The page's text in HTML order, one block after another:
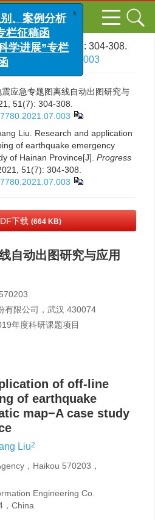
展>2021>51(7) : 304-308.
7780.2021.07.003
应急专题图离线自动出图研究与
51(7): 304-308.
Liu. Research and application
of earthquake emergency
of Hainan Province[J]. Progress
51(7): 304-308.
下载 (664 KB)
自动出图研究与应用
有限公司，武汉 430074
年度科研课题项目
of off-line
of earthquake
map−A case study
Liu2
，Haikou 570203，
Engineering Co.
，China
x
、案例分析
栏征稿函
学进展”专栏